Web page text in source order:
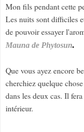
Mon fils pendant cette
Les nuits sont difficiles
de pouvoir essayer
Mauna de Phytosun.
Que vous ayez encore
cherchiez quelque
dans les deux cas. Il
intérieur.